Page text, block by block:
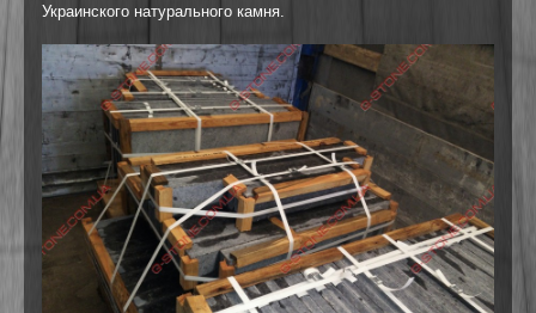
Украинского натурального камня.